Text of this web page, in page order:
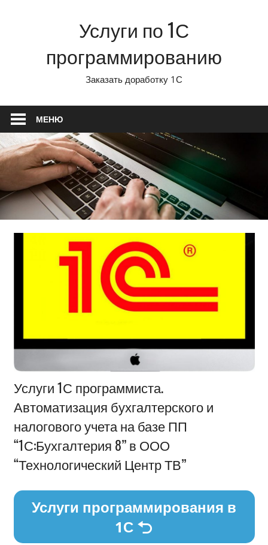
Услуги по 1С
программированию
Заказать доработку 1С
МЕНЮ
Информация
Услуги 1С программиста.
Автоматизация бухгалтерского и
налогового учета на базе ПП
“1С:Бухгалтерия 8” в ООО
“Технологический Центр ТВ”
Услуги программирования в
1С